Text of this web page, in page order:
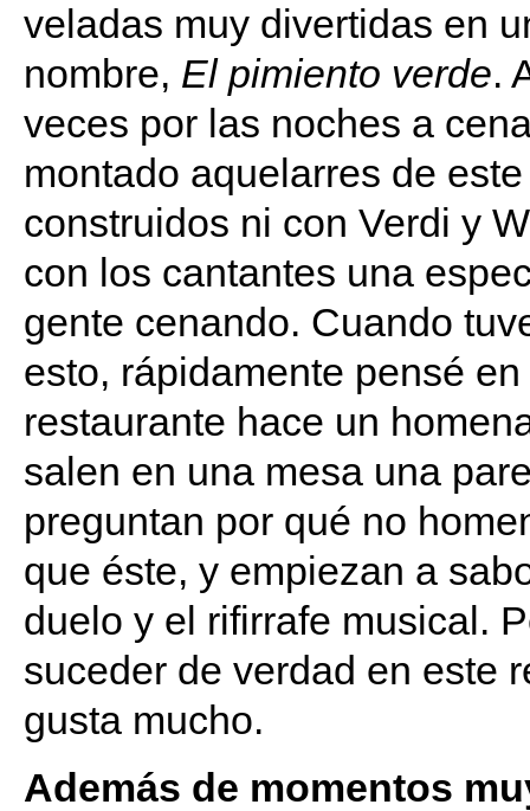
veladas muy divertidas en
nombre, El pimiento verde.
veces por las noches a
montado aquelarres de
construidos ni con Verdi y
con los cantantes una
gente cenando. Cuando
esto, rápidamente pensé
restaurante hace un
salen en una mesa una
preguntan por qué no
que éste, y empiezan a
duelo y el rifirrafe musical.
suceder de verdad en este
gusta mucho.
Además de momentos